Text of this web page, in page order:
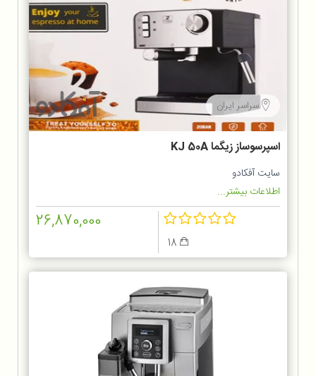
سراسر ایران
اسپرسوساز زیگما KJ 50A
سایت آفکادو
اطلاعات بیشتر...
26,870,000